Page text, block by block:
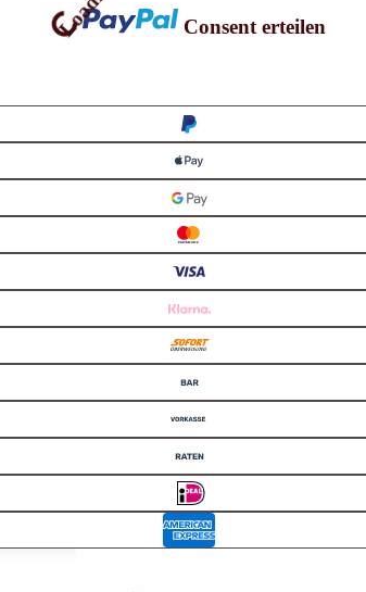
Loading... Consent erteilen